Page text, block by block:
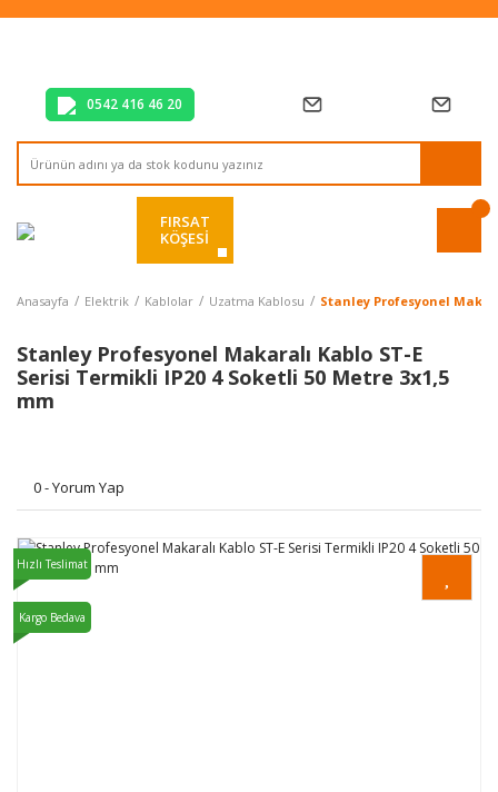
Tüm Alışverişlerde Vade Farksız 2 Taksit!
0542 416 46 20
FIRSAT
KÖŞESİ
Anasayfa Elektrik Kablolar Uzatma Kablosu Stanley Profesyonel
Stanley Profesyonel Makaralı Kablo ST-E
Serisi Termikli IP20 4 Soketli 50 Metre 3x1,5
mm
0 - Yorum Yap
Hızlı Teslimat
Kargo Bedava